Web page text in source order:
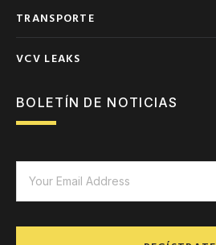
TRANSPORTE
VCV LEAKS
BOLETÍN DE NOTICIAS